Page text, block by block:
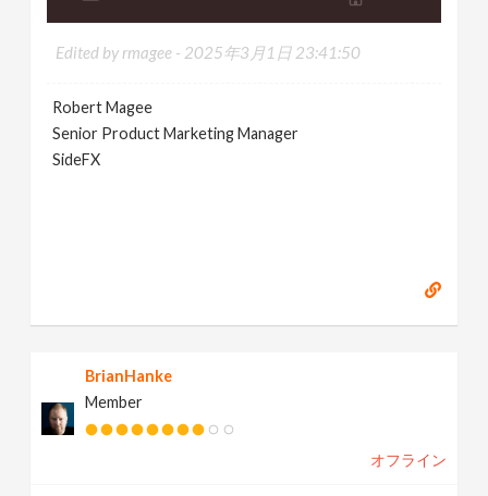
Edited by rmagee - 2025年3月1日 23:41:50
Robert Magee
Senior Product Marketing Manager
SideFX
BrianHanke
Member
オフライン